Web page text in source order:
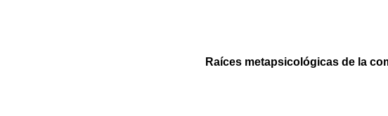
Raíces metapsicológicas de la